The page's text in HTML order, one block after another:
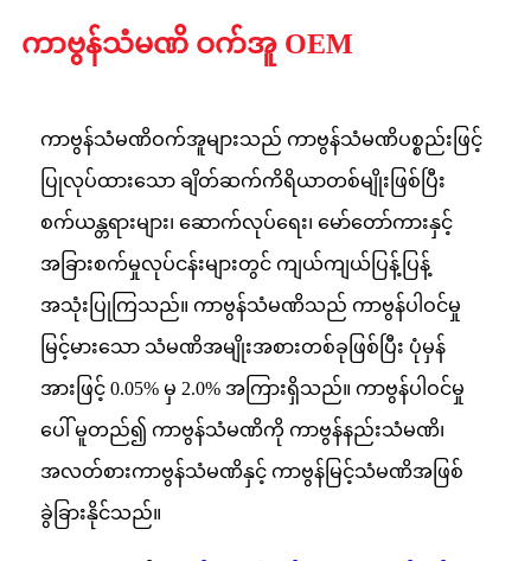
ကာဗွန်သံမဏိ ဝက်အူ OEM
ကာဗွန်သံမဏိဝက်အူများသည် ကာဗွန်သံမဏိပစ္စည်းဖြင့်
ပြုလုပ်ထားသော ချိတ်ဆက်ကိရိယာတစ်မျိုးဖြစ်ပြီး
စက်ယန္တရားများ၊ ဆောက်လုပ်ရေး၊ မော်တော်ကားနှင့်
အခြားစက်မှုလုပ်ငန်းများတွင် ကျယ်ကျယ်ပြန့်ပြန့်
အသုံးပြုကြသည်။ ကာဗွန်သံမဏိသည် ကာဗွန်ပါဝင်မှု
မြင့်မားသော သံမဏိအမျိုးအစားတစ်ခုဖြစ်ပြီး ပုံမှန်
အားဖြင့် 0.05% မှ 2.0% အကြားရှိသည်။ ကာဗွန်ပါဝင်မှု
ပေါ် မူတည်၍ ကာဗွန်သံမဏိကို ကာဗွန်နည်းသံမဏိ၊
အလတ်စားကာဗွန်သံမဏိနှင့် ကာဗွန်မြင့်သံမဏိအဖြစ်
ခွဲခြားနိုင်သည်။